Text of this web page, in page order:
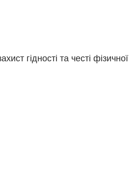
гідності та честі фізичної